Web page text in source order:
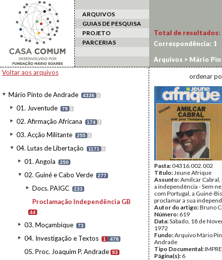
ARQUIVOS
GUIAS DE PESQUISA
PROJETO
PARCERIAS
Voltar aos arquivos
Mário Pinto de Andrade 4336 I
01. Juventude 79 I
02. Afirmação Africana 174 I
03. Acção Militante 255 I
04. Lutas de Libertação 1171 I
01. Angola 250
02. Guiné e Cabo Verde 277
Docs. PAIGC 233
Proclamação Independência GB
44
03. Moçambique 73
04. Investigação e Textos 1 478
05. Proc. Joaquim P. Andrade 93
Total de resultados:
Correspondência: 1
Arquivos > Mário
Independência GB
ordenar
Pasta:04316.002.002
Título:Jeune Afrique
Assunto:Amílcar
a independência - Sem
com Portugal, a Guiné-
proclamar a sua
Autor do artigo:Bruno
Número: 619
Data:Sábado, 18 de
1972
Fundo:Arquivo Mário
Andrade
Tipo Documental:
Página(s): 6